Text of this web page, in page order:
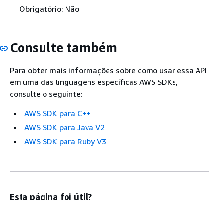
Obrigatório: Não
Consulte também
Para obter mais informações sobre como usar essa API
em uma das linguagens específicas AWS SDKs,
consulte o seguinte:
AWS SDK para C++
AWS SDK para Java V2
AWS SDK para Ruby V3
Esta página foi útil?